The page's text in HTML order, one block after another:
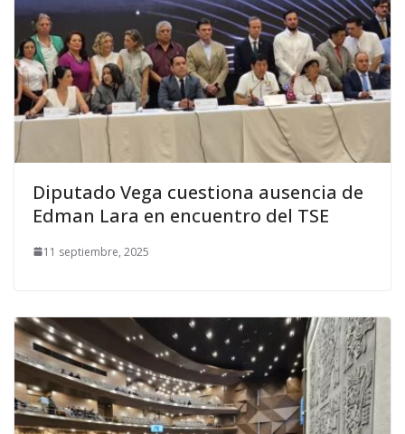
Diputado Vega cuestiona ausencia de
Edman Lara en encuentro del TSE
11 septiembre, 2025